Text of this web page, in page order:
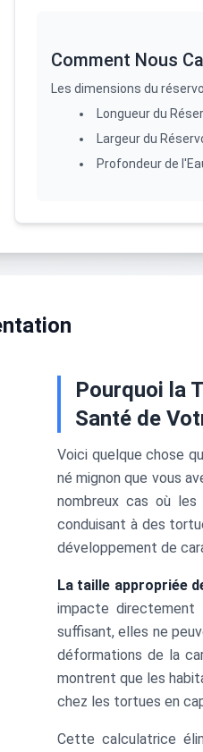
Comment Nous
Les dimensions du
Longueur du
Largeur du
Profondeur de
Pourquoi la
Santé de
Voici quelque chose
né mignon que vous
nombreux cas où
conduisant à des
développement de
La taille appropriée
impacte directement
suffisant, elles ne
déformations de la
montrent que les
chez les tortues en
Cette calculatrice